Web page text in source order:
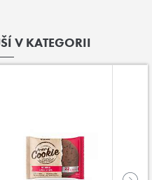
V KATEGORII